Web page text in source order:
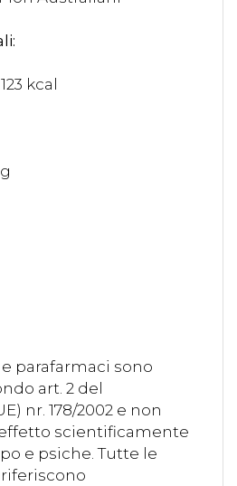
kcal
e parafarmaci sono
art. 2 del
nr. 178/2002 e non
scientificamente
e psiche. Tutte le